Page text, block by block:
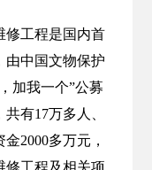
工程是国内首
由中国文物保护
加我一个”公募
有17万多人、
2000多万元，
修工程及相关项